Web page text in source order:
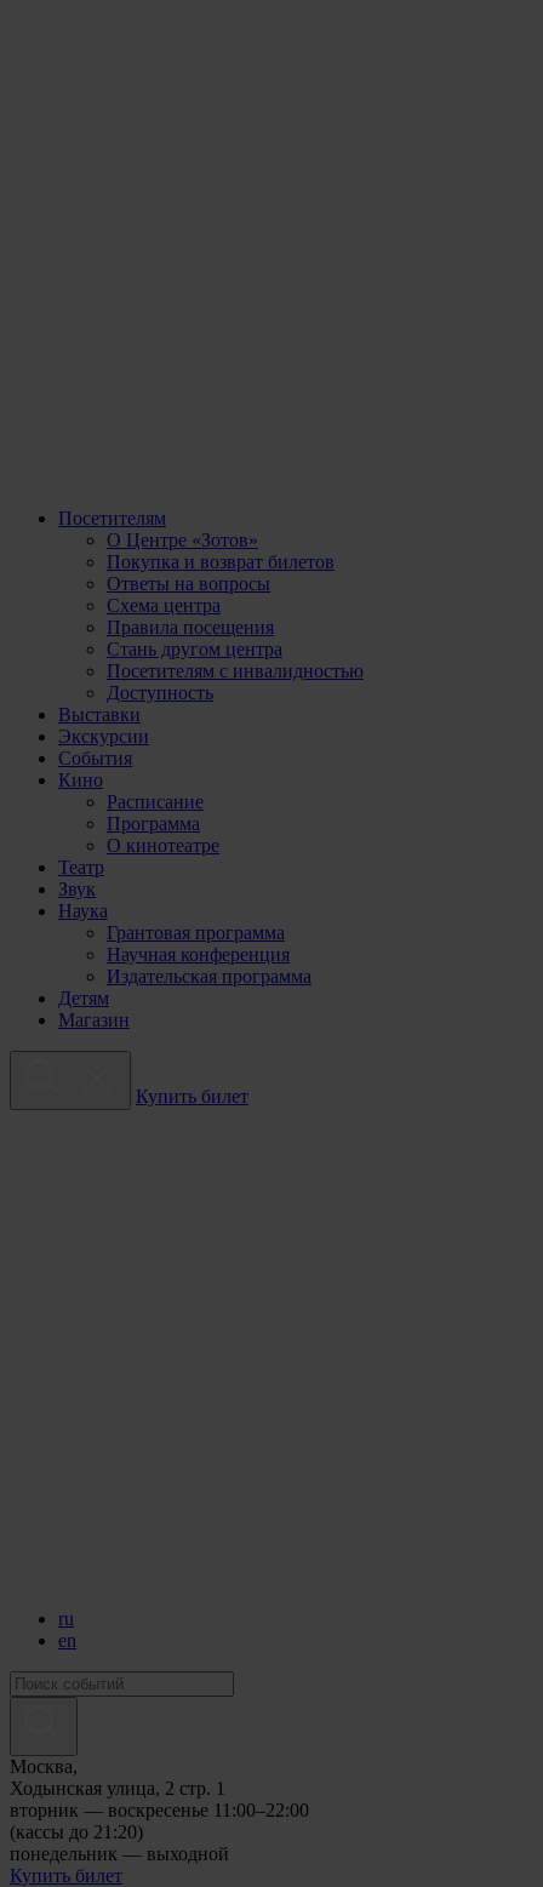
Посетителям
О Центре «Зотов»
Покупка и возврат билетов
Ответы на вопросы
Схема центра
Правила посещения
Стань другом центра
Посетителям с инвалидностью
Доступность
Выставки
Экскурсии
События
Кино
Расписание
Программа
О кинотеатре
Театр
Звук
Наука
Грантовая программа
Научная конференция
Издательская программа
Детям
Магазин
Купить билет
ru
en
Москва,
Ходынская улица, 2 стр. 1
вторник — воскресенье 11:00–22:00
(кассы до 21:20)
понедельник — выходной
Купить билет